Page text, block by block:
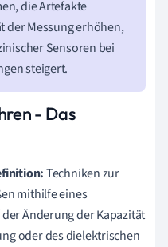
die Artefakte
der Messung erhöhen,
Sensoren bei
steigert.
- Das
Techniken zur
mithilfe eines
Änderung der Kapazität
oder des dielektrischen